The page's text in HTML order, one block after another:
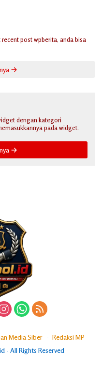
post wpberita, anda bisa
dengan kategori
pada widget.
Media Siber
Redaksi MP
- All Rights Reserved